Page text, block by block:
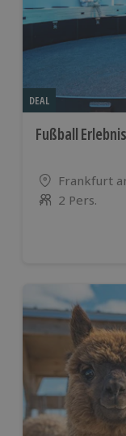
DEAL
Fußball
Standort
Frankfurt
Anzahl der
2 Pers.